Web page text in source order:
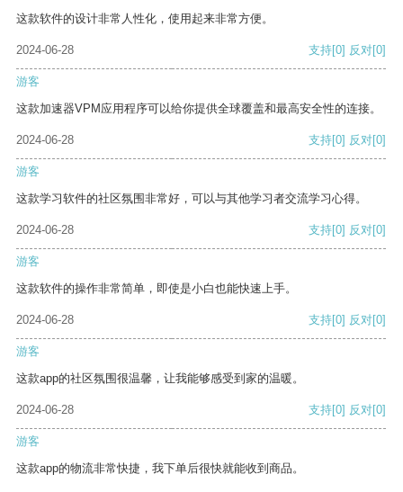
这款软件的设计非常人性化，使用起来非常方便。
2024-06-28 支持[0] 反对[0]
游客
这款加速器VPM应用程序可以给你提供全球覆盖和最高安全性的连接。
2024-06-28 支持[0] 反对[0]
游客
这款学习软件的社区氛围非常好，可以与其他学习者交流学习心得。
2024-06-28 支持[0] 反对[0]
游客
这款软件的操作非常简单，即使是小白也能快速上手。
2024-06-28 支持[0] 反对[0]
游客
这款app的社区氛围很温馨，让我能够感受到家的温暖。
2024-06-28 支持[0] 反对[0]
游客
这款app的物流非常快捷，我下单后很快就能收到商品。